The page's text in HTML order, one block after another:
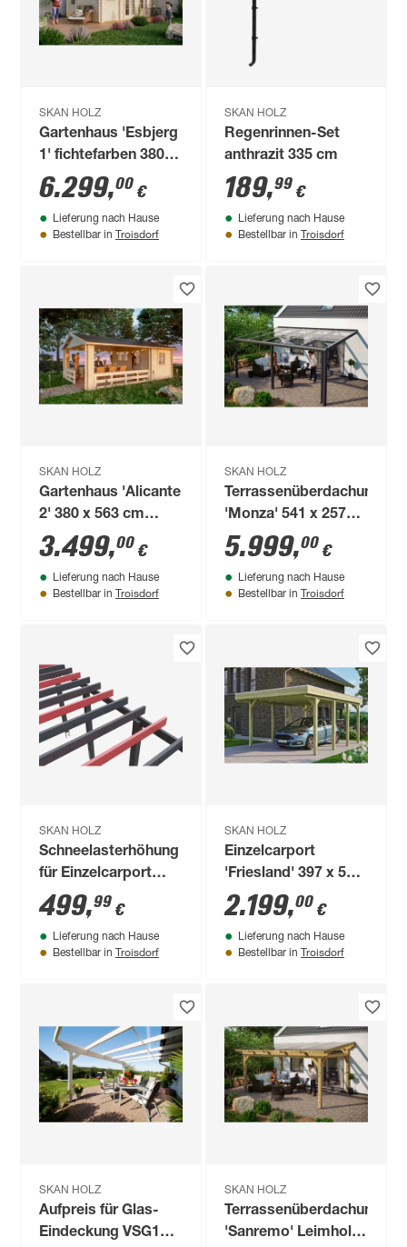
SKAN HOLZ
Gartenhaus 'Esbjerg
1' fichtefarben 380 x
520 cm
6.299,00 €
Lieferung nach Hause
Bestellbar in Troisdorf
SKAN HOLZ
Regenrinnen-Set
anthrazit 335 cm
189,99 €
Lieferung nach Hause
Bestellbar in Troisdorf
SKAN HOLZ
Gartenhaus 'Alicante
2' 380 x 563 cm
fichtefarben
3.499,00 €
Lieferung nach Hause
Bestellbar in Troisdorf
SKAN HOLZ
Terrassenüberdachung
'Monza' 541 x 257
cm Aluminium
Verbundsicherheitsglas
anthrazit
5.999,00 €
Lieferung nach Hause
Bestellbar in Troisdorf
SKAN HOLZ
Schneelasterhöhung
für Einzelcarport
anthrazit Tiefe bis
860 cm
499,99 €
Lieferung nach Hause
Bestellbar in Troisdorf
SKAN HOLZ
Einzelcarport
'Friesland' 397 x 555
cm KDI imprägniert
2.199,00 €
Lieferung nach Hause
Bestellbar in Troisdorf
SKAN HOLZ
Aufpreis für Glas-
Eindeckung VSG10
SKAN HOLZ
Terrassenüberdachung
'Sanremo' Leimholz